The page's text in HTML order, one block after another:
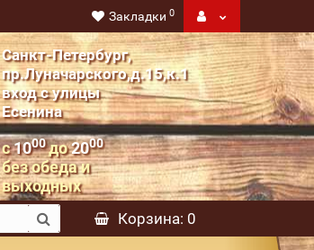
Закладки 0
Санкт-Петербург,
пр.Луначарского,д.15,к.1
вход с улицы
Есенина
с1000до2000
без обеда и
выходных
Корзина: 0